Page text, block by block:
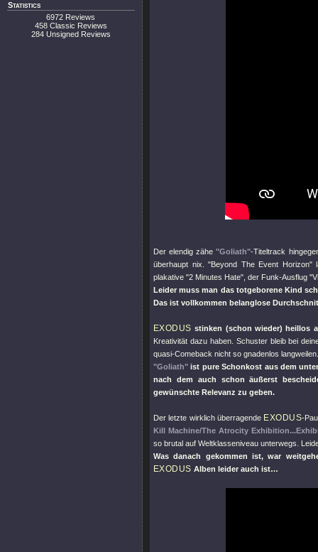
Statistics
6972 Reviews
458 Classic Reviews
284 Unsigned Reviews
Der elendig zähe"Goliath"-Titeltrack
überhaupt nix."Beyond The Event Horizon"
plakative "2 Minutes Hate" , der Funk-Ausflug
Leider muss man das totgeborene Kind
Das ist vollkommen belanglose
EXODUS stinken (schon wieder) heillos
Kreativität dazu haben. Schuster bleib bei
quasi-Comeback nicht so gnadenlos langweilen.
"Goliath" ist pure Schonkost aus dem
nach dem auch schon äußerst
gewünschte Relevanz zu geben.
Der letzte wirklich überragende EXODUS-
Kill Machine/The Atrocity
so brutal auf Weltklasseniveau unterwegs.
Was danach gekommen ist, war
EXODUS Alben leider auch ist…